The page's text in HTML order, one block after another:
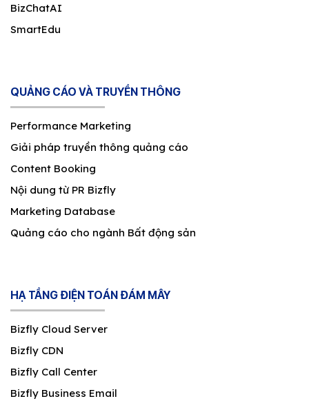
BizChatAI
SmartEdu
QUẢNG CÁO VÀ TRUYỀN THÔNG
Performance Marketing
Giải pháp truyền thông quảng cáo
Content Booking
Nội dung từ PR Bizfly
Marketing Database
Quảng cáo cho ngành Bất động sản
HẠ TẦNG ĐIỆN TOÁN ĐÁM MÂY
Bizfly Cloud Server
Bizfly CDN
Bizfly Call Center
Bizfly Business Email